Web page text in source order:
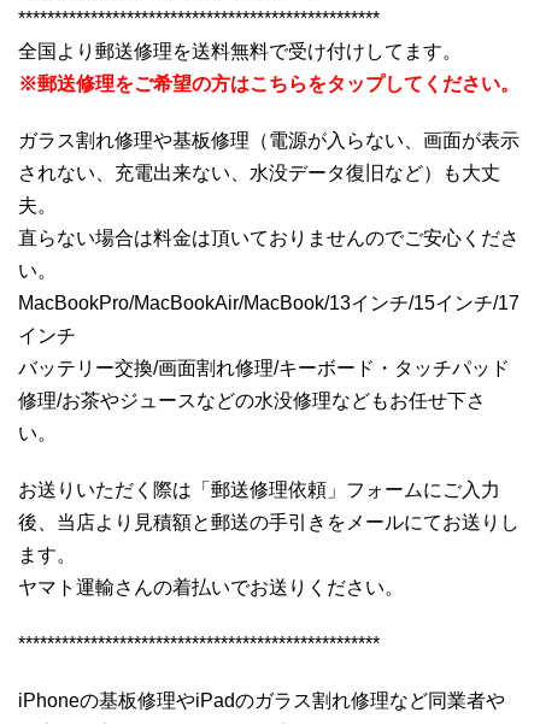
**************************************************
全国より郵送修理を送料無料で受け付けしてます。
※郵送修理をご希望の方はこちらをタップしてください。
ガラス割れ修理や基板修理（電源が入らない、画面が表示
されない、充電出来ない、水没データ復旧など）も大丈
夫。
直らない場合は料金は頂いておりませんのでご安心くださ
い。
MacBookPro/MacBookAir/MacBook/13インチ/15インチ/17
インチ
バッテリー交換/画面割れ修理/キーボード・タッチパッド
修理/お茶やジュースなどの水没修理などもお任せ下さ
い。
お送りいただく際は「郵送修理依頼」フォームにご入力
後、当店より見積額と郵送の手引きをメールにてお送りし
ます。
ヤマト運輸さんの着払いでお送りください。
**************************************************
iPhoneの基板修理やiPadのガラス割れ修理など同業者や